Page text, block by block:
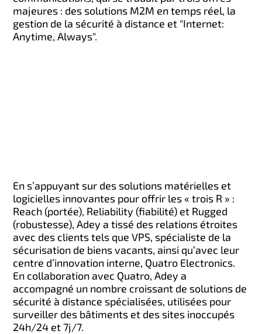
majeures : des solutions M2M en temps réel, la
gestion de la sécurité à distance et "Internet:
Anytime, Always".
En s’appuyant sur des solutions matérielles et
logicielles innovantes pour offrir les « trois R » :
Reach (portée), Reliability (fiabilité) et Rugged
(robustesse), Adey a tissé des relations étroites
avec des clients tels que VPS, spécialiste de la
sécurisation de biens vacants, ainsi qu’avec leur
centre d’innovation interne, Quatro Electronics.
En collaboration avec Quatro, Adey a
accompagné un nombre croissant de solutions de
sécurité à distance spécialisées, utilisées pour
surveiller des bâtiments et des sites inoccupés
24h/24 et 7j/7.